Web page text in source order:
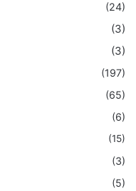
(24)
(3)
(3)
(197)
(65)
(6)
(15)
(3)
(5)